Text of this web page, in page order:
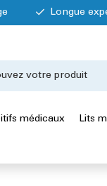
Longue
médicaux Lits